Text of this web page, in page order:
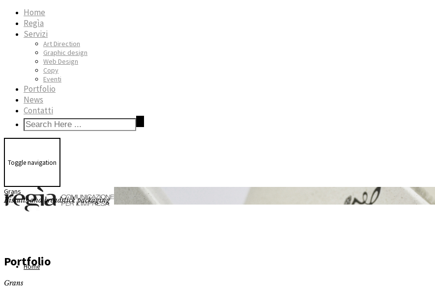
Home
Regìa
Servizi
Art Direction
Graphic design
Web Design
Copy
Eventi
Portfolio
News
Contatti
Toggle navigation
Home
Grans
Biscuits and breadstick packaging
Portfolio
Grans